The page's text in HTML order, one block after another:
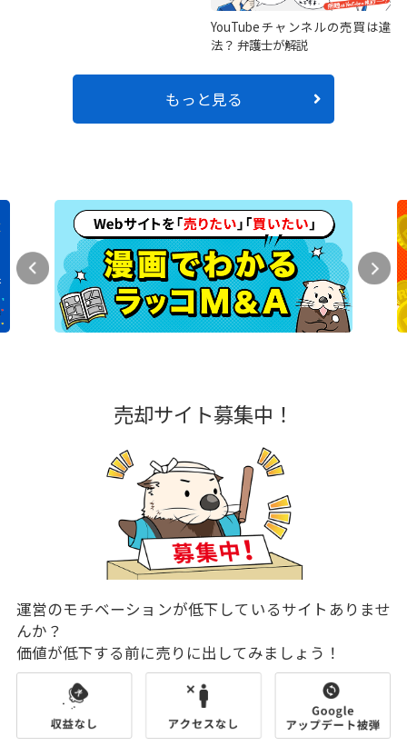
YouTubeチャンネルの売買は違
法？ 弁護士が解説
もっと見る
売却サイト募集中！
運営のモチベーションが低下しているサイトありませ
んか？
価値が低下する前に売りに出してみましょう！